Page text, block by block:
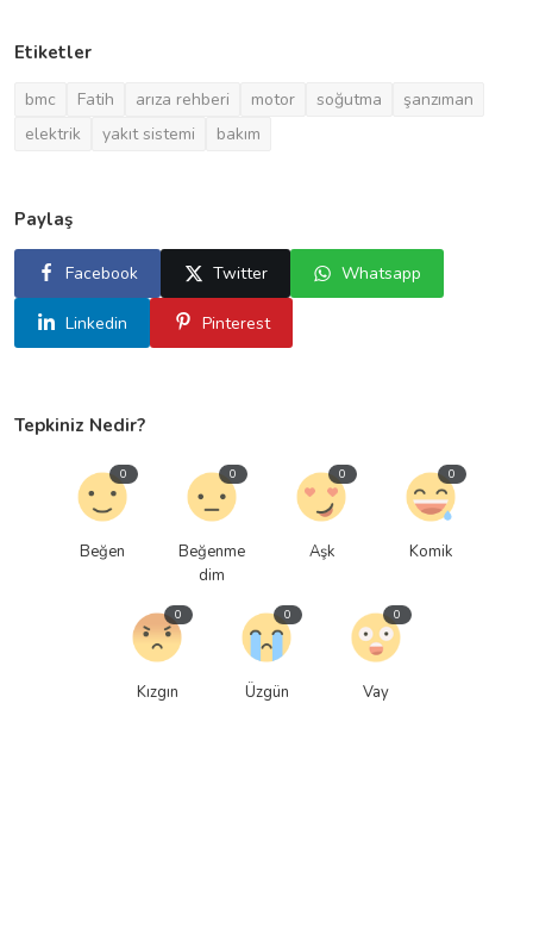
Etiketler
bmc Fatih arıza rehberi motor soğutma
şanzıman
elektrik
yakıt sistemi bakım
Paylaş
Facebook Twitter Whatsapp
Linkedin Pinterest
Tepkiniz Nedir?
Beğen
0
Beğenme
dim
0
Aşk
0
Komik
0
Kızgın
0
Üzgün
0
Vay
0